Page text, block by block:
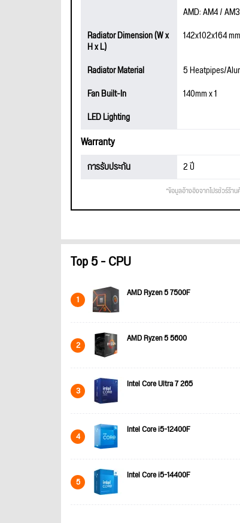
AMD: AM4 /
Radiator Dimension (W x
H x L)
142x102x164
Radiator Material
5 Heatpipes/
Fan Built-In
140mm x 1
LED Lighting
Warranty
การรับประกัน 2 ปี
*ข้อมูลอ้างอิงจากโปรชัวร์ร้า
Top 5 - CPU
1 AMD Ryzen 5 7500F
2 AMD Ryzen 5 5600
3 Intel Core Ultra 7 265
4 Intel Core i5-12400F
5 Intel Core i5-14400F